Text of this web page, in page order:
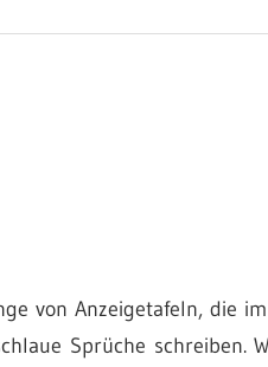
von Anzeigetafeln, die
Sprüche schreiben.